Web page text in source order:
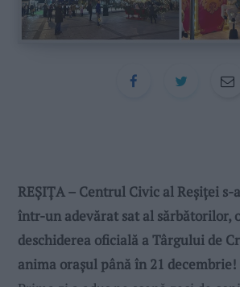
REȘIȚA – Centrul Civic al Reșiței
într-un adevărat sat al sărbătorilor,
deschiderea oficială a Târgului de
anima orașul până în 21 decembrie!